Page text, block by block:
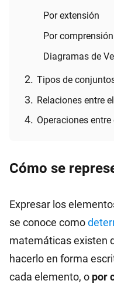
Por extensión
Por comprensión
Diagramas de
Tipos de
Relaciones entre
Operaciones
Cómo se
Expresar los
se conoce como
matemáticas existen
hacerlo en forma
cada elemento, o por